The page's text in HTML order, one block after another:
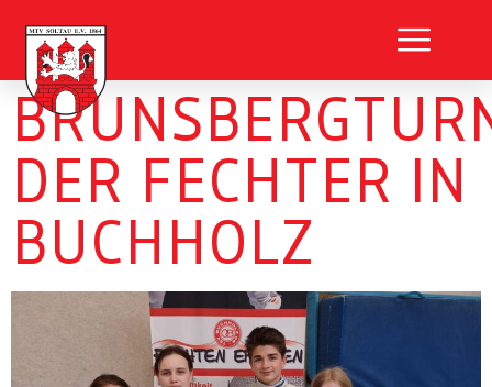
DER FECHTER IN
BUCHHOLZ